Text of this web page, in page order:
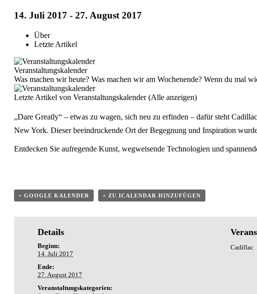
14. Juli 2017 - 27. August 2017
Veranstaltung
Navigation
Über
Letzte Artikel
Veranstaltungskalender
Was machen wir heute? Was machen wir am Wochenende? Wenn du mal
Letzte Artikel von Veranstaltungskalender(Alle anzeigen)
„Dare Greatly“ – etwas zu wagen, sich neu zu erfinden – dafür steht
New York. Dieser beeindruckende Ort der Begegnung und Inspiration
Entdecken Sie aufregende Kunst, wegweisende Technologien und
+ GOOGLE KALENDER + ZU ICALENDAR HINZUFÜGEN
Details
Beginn:
14. Juli 2017
Ende:
27. August 2017
Veranstaltungskategorien:
Cadillac